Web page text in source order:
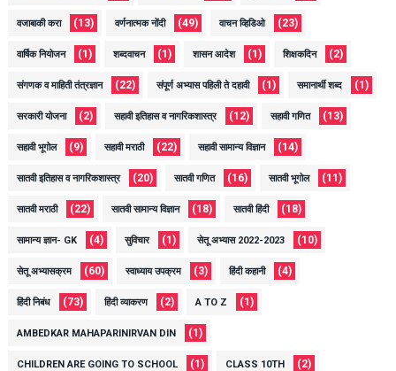
वजाबाकी करा (13) वर्णनात्मक नोंदी (49) वाचन व्हिडिओ (23)
वार्षिक नियोजन (1) शब्दवाचन (1) शासन आदेश (1) शिक्षकदिन (2)
संगणक व माहिती तंत्रज्ञान (22) संपूर्ण अभ्यास पहिली ते दहावी (1) समानार्थी शब्द (1)
सरकारी योजना (2) सहावी इतिहास व नागरिकशास्त्र (12) सहावी गणित (13)
सहावी भूगोल (9) सहावी मराठी (22) सहावी सामान्य विज्ञान (14)
सातवी इतिहास व नागरिकशास्त्र (20) सातवी गणित (16) सातवी भूगोल (11)
सातवी मराठी (22) सातवी सामान्य विज्ञान (18) सातवी हिंदी (18)
सामान्य ज्ञान- GK (4) सुविचार (1) सेतू अभ्यास 2022-2023 (10)
सेतू अभ्यासक्रम (60) स्वाध्याय उपक्रम (3) हिंदी कहानी (4)
हिंदी निबंध (73) हिंदी व्याकरण (2) A TO Z (1)
AMBEDKAR MAHAPARINIRVAN DIN (1)
CHILDREN ARE GOING TO SCHOOL (1) CLASS 10TH (2)